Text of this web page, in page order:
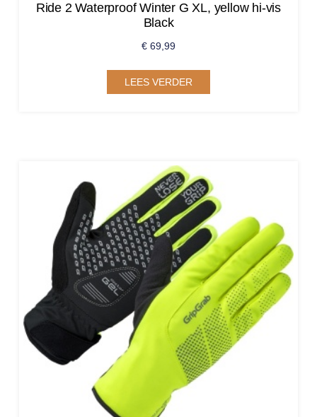
Ride 2 Waterproof Winter G XL, yellow hi-vis
Black
€ 69,99
LEES VERDER